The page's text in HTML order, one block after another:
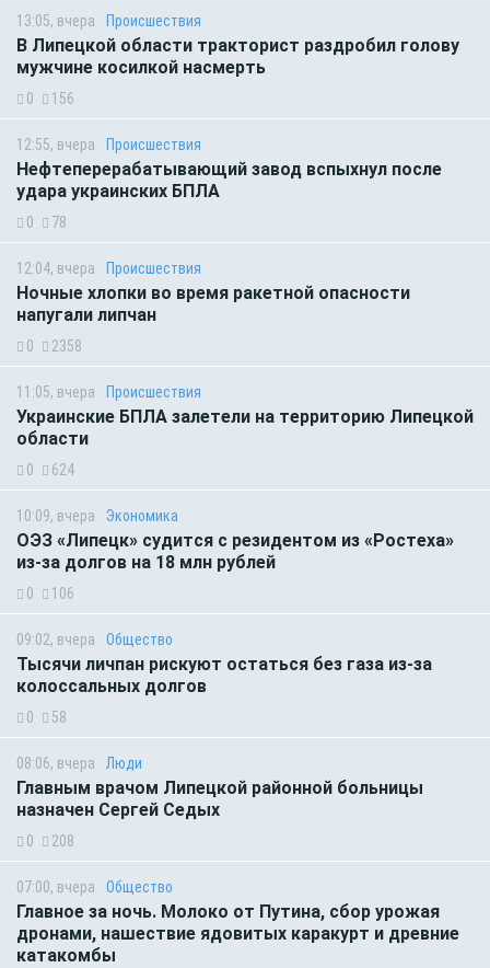
13:05, вчера Происшествия
В Липецкой области тракторист раздробил голову
мужчине косилкой насмерть
0 156
12:55, вчера Происшествия
Нефтеперерабатывающий завод вспыхнул после
удара украинских БПЛА
0 78
12:04, вчера Происшествия
Ночные хлопки во время ракетной опасности
напугали липчан
0 2358
11:05, вчера Происшествия
Украинские БПЛА залетели на территорию Липецкой
области
0 624
10:09, вчера Экономика
ОЭЗ «Липецк» судится с резидентом из «Ростеха»
из-за долгов на 18 млн рублей
0 106
09:02, вчера Общество
Тысячи личпан рискуют остаться без газа из-за
колоссальных долгов
0 58
08:06, вчера Люди
Главным врачом Липецкой районной больницы
назначен Сергей Седых
0 208
07:00, вчера Общество
Главное за ночь. Молоко от Путина, сбор урожая
дронами, нашествие ядовитых каракурт и древние
катакомбы